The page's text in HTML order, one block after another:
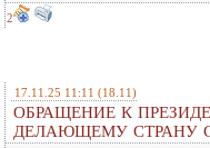
2
17.11.25 11:11 (18.11)
ОБРАЩЕНИЕ К
ДЕЛАЮЩЕМУ СТРАНУ